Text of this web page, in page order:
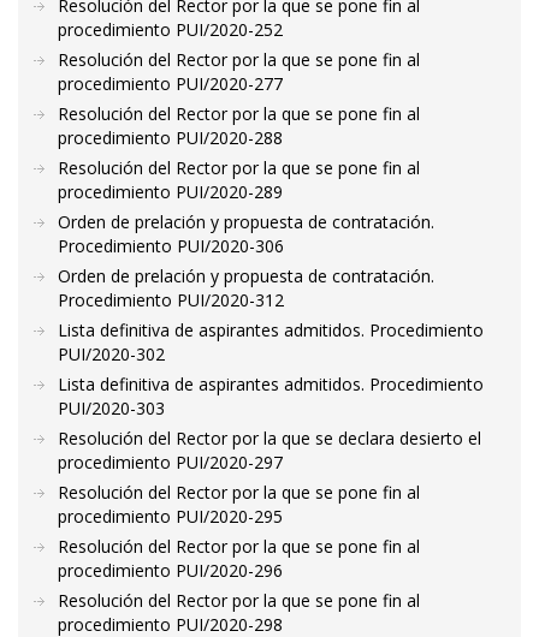
Resolución del Rector por la que se pone fin al
procedimiento PUI/2020-252
Resolución del Rector por la que se pone fin al
procedimiento PUI/2020-277
Resolución del Rector por la que se pone fin al
procedimiento PUI/2020-288
Resolución del Rector por la que se pone fin al
procedimiento PUI/2020-289
Orden de prelación y propuesta de contratación.
Procedimiento PUI/2020-306
Orden de prelación y propuesta de contratación.
Procedimiento PUI/2020-312
Lista definitiva de aspirantes admitidos. Procedimiento
PUI/2020-302
Lista definitiva de aspirantes admitidos. Procedimiento
PUI/2020-303
Resolución del Rector por la que se declara desierto el
procedimiento PUI/2020-297
Resolución del Rector por la que se pone fin al
procedimiento PUI/2020-295
Resolución del Rector por la que se pone fin al
procedimiento PUI/2020-296
Resolución del Rector por la que se pone fin al
procedimiento PUI/2020-298